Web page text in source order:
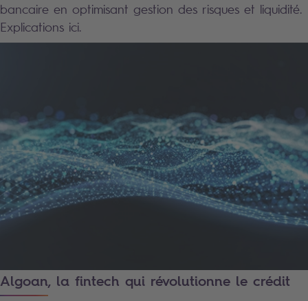
bancaire en optimisant gestion des risques et liquidité.
Explications ici.
Algoan, la fintech qui révolutionne le crédit